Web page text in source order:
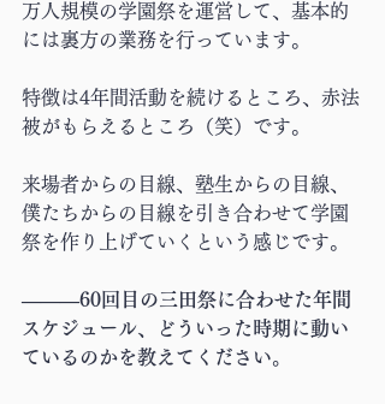
万人規模の学園祭を運営して、基本的
には裏方の業務を行っています。
特徴は4年間活動を続けるところ、赤法
被がもらえるところ（笑）です。
来場者からの目線、塾生からの目線、
僕たちからの目線を引き合わせて学園
祭を作り上げていくという感じです。
―――60回目の三田祭に合わせた年間
スケジュール、どういった時期に動い
ているのかを教えてください。